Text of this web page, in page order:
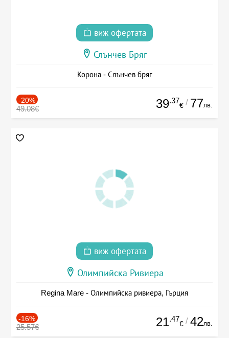
виж офертата
Слънчев Бряг
Корона - Слънчев бряг
-20%
49.08€ 39.37
€ / 77лв.
виж офертата
Олимпийска Ривиера
Regina Mare - Олимпийска ривиера, Гърция
-16%
25.57€ 21.47
€ / 42лв.